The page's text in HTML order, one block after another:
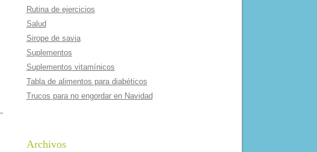
Rutina de ejercicios
Salud
Sirope de savia
Suplementos
Suplementos vitamí­nicos
Tabla de alimentos para diabéticos
Trucos para no engordar en Navidad
Archivos